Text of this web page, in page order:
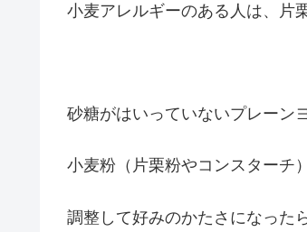
小麦アレルギーのある人は、片
砂糖がはいっていないプレーン
小麦粉（片栗粉やコンスターチ
調整して好みのかたさになった